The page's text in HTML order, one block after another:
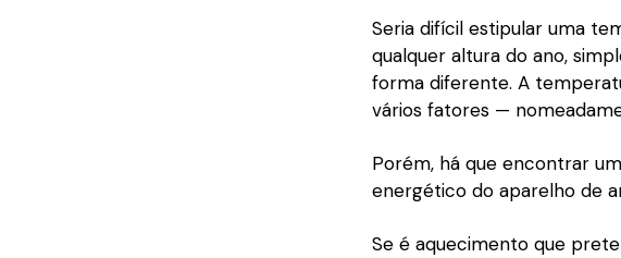
Seria difícil estipular uma
qualquer altura do ano,
forma diferente. A
vários fatores —
Porém, há que encontrar um
energético do aparelho de
Se é aquecimento que